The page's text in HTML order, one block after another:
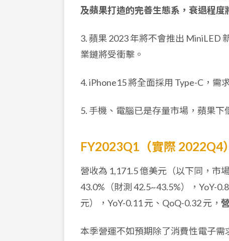
及蘋果打造的完善生態系，衰退程度
3. 蘋果 2023 年將不會推出 MiniLED
業鏈將受衝擊。
4. iPhone15 將全面採用 Type-C，需
5. 手機、電腦已是存量市場，蘋果
FY2023Q1（實際 2022Q4
營收為 1,171.5 億美元（以下同，市
43.0%（財測 42.5~43.5%），YoY-
元），YoY-0.11 元、QoQ-0.32 元，
本季營運不如預期除了消費性電子需